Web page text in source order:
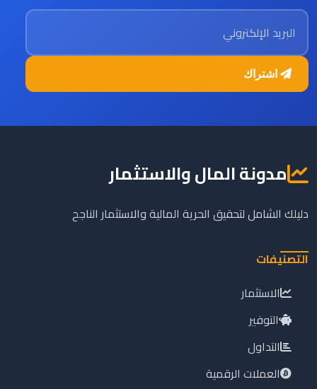
البريد الإلكتروني
مدونة المال والاستثمار
دليلك الشامل لتحقيق الحرية المالية والاستثمار الناجح
التصنيفات
الاستثمار
التوفير
التداول
العملات الرقمية